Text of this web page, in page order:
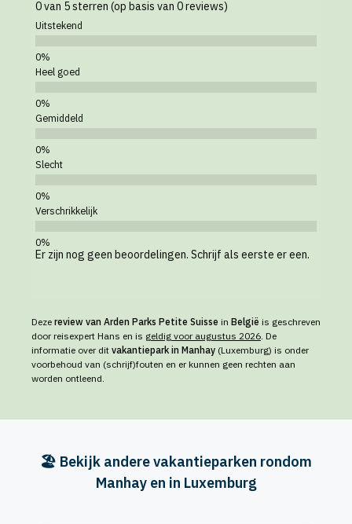
0 van 5 sterren (op basis van 0 reviews)
Uitstekend
Heel goed
Gemiddeld
Slecht
Verschrikkelijk
Er zijn nog geen beoordelingen. Schrijf als eerste er een.
Deze review van Arden Parks Petite Suisse in België is geschreven
door reisexpert Hans en is geldig voor augustus 2026 . De
informatie over dit vakantiepark in Manhay (Luxemburg) is onder
voorbehoud van (schrijf)fouten en er kunnen geen rechten aan
worden ontleend.
🏖️ Bekijk andere vakantieparken rondom
Manhay en in Luxemburg